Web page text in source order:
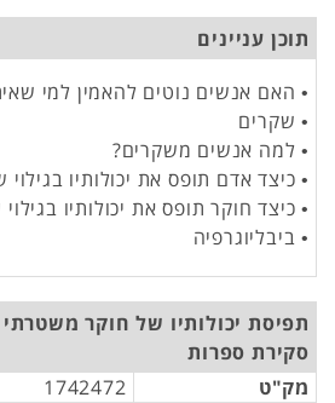
תוכן עניינים
• האם אנשים נוטים להאמין למי
• שקרים
• למה אנשים משקרים?
• כיצד אדם תופס את יכולותיו בגילוי
• כיצד חוקר תופס את יכולותיו
• ביבליוגרפיה
תפיסת יכולותיו של חוקר משטרתי
סקירת ספרות
מק"ט
1742472